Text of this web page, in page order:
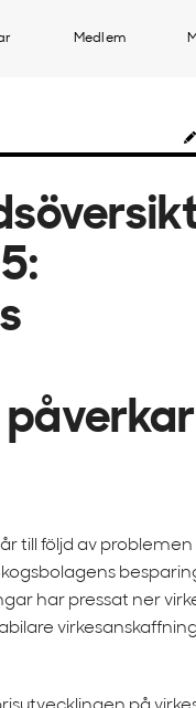
Medlem
till följd av
har pressat ner